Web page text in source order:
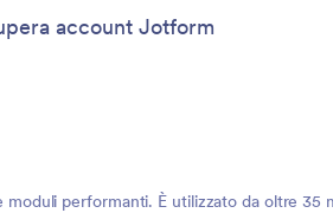
account Jotform
performanti. È utilizzato da oltre